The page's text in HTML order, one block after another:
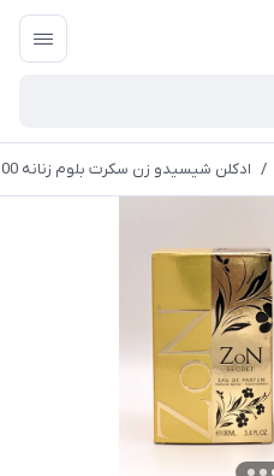
/ ادکلن شیسیدو زن سکرت بلوم زنانه 100 میل روونا (Rovena) Shiseido Zen Secret Bloom